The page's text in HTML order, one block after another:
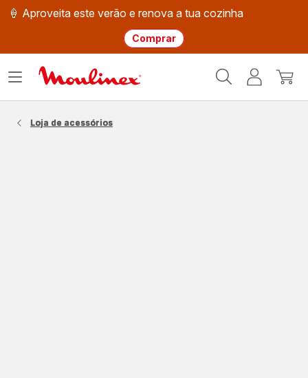
🍦 Aproveita este verão e renova a tua cozinha
Comprar
Moulinex
O
Abrir
Loja de acessórios